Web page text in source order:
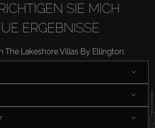
SIE MICH
ERGEBNISSE
The Lakeshore Villas By Ellington: